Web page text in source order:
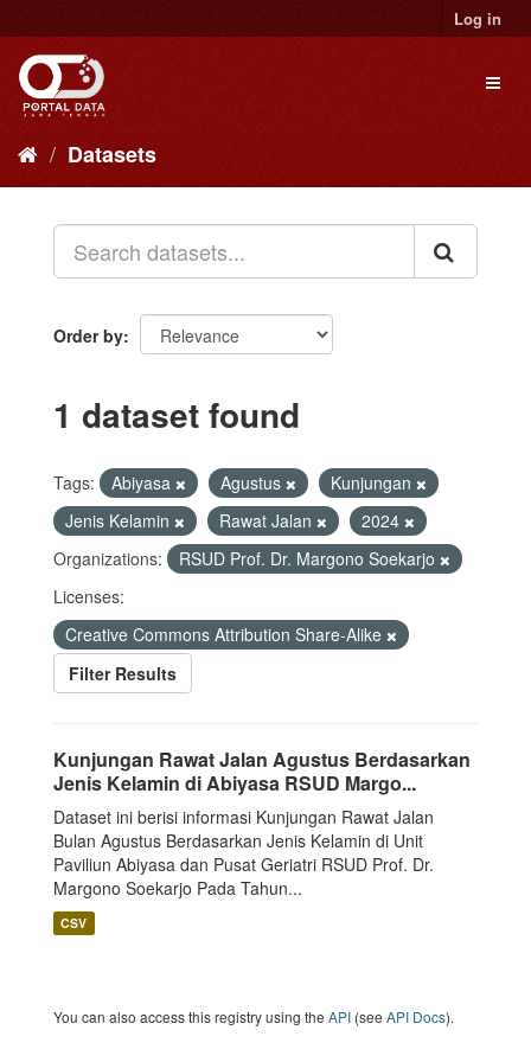
to
content
Log in
Datasets
Order by
1 dataset found
Tags: Abiyasa Agustus
Kunjungan
Jenis Kelamin
Rawat Jalan
2024
Organizations:
RSUD Prof. Dr. Margono Soekarjo
Licenses:
Creative Commons Attribution Share-Alike
Filter Results
Kunjungan Rawat Jalan Agustus Berdasarkan
Jenis Kelamin di Abiyasa RSUD Margo...
Dataset ini berisi informasi Kunjungan Rawat Jalan
Bulan Agustus Berdasarkan Jenis Kelamin di Unit
Paviliun Abiyasa dan Pusat Geriatri RSUD Prof. Dr.
Margono Soekarjo Pada Tahun...
CSV
You can also access this registry using the API (see API Docs).